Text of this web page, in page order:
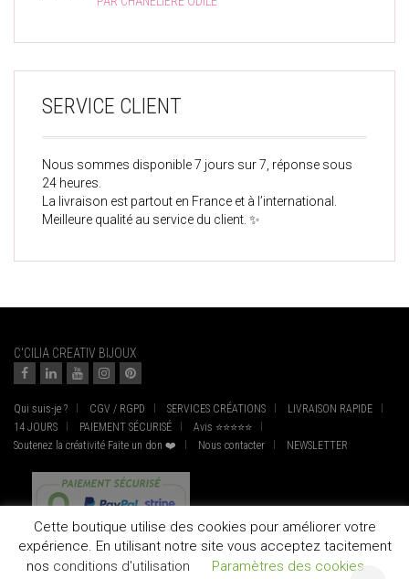
SERVICE CLIENT
Nous sommes disponible 7 jours sur 7, réponse sous
24 heures.
La livraison est partout en France et à l’international.
Meilleure qualité au service du client. ✨
C'CILIA CREATIV BIJOUX
Qui suis-je ? CGV / RGPD SERVICES CRÉATIONS
LIVRAISON RAPIDE
14 JOURS
PAIEMENT SÉCURISÉ
Avis ⭐⭐⭐⭐⭐
Soutenez la créativité Faite un don ❤️
Nous contacter NEWSLETTER
Cette boutique utilise des cookies pour améliorer votre
expérience. En utilisant notre site vous acceptez tacitement
nos conditions d'utilisation Paramètres des cookies